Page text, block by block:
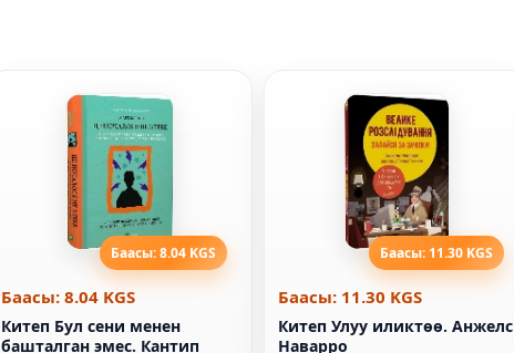
Баасы: 8.04 KGS
Баасы: 8.04 KGS
Китеп Бул сени менен
башталган эмес. Кантип
Баасы: 11.30 KGS
Баасы: 11.30 KGS
Китеп Улуу иликтөө. Анжелс
Наварро